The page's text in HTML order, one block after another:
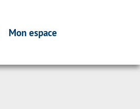
Mon espace